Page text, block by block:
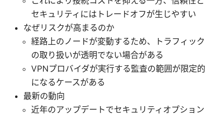
セキュリティにはトレードオフが生じやすい
なぜリスクが高まるのか
経路上のノードが変動するため、トラフィック
の取り扱いが透明でない場合がある
VPNプロバイダが実行する監査の範囲が限定的
になるケースがある
最新の動向
近年のアップデートでセキュリティオプション